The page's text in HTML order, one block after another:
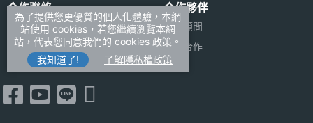
合作聯絡
廣告刊登
加入商店報價
新聞聯絡
合作夥伴
法律顧問
媒體合作
為了提供您更優質的個人化體驗，本網
站使用 cookies，若您繼續瀏覽本網
站，代表您同意我們的 cookies 政策。
我知道了!
了解隱私權政策